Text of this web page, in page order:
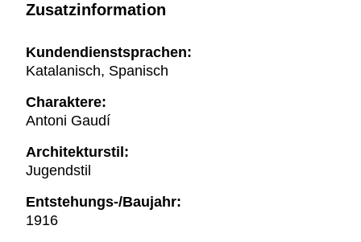
Zusatzinformation
Kundendienstsprachen:
Katalanisch, Spanisch
Charaktere:
Antoni Gaudí
Architekturstil:
Jugendstil
Entstehungs-/Baujahr:
1916